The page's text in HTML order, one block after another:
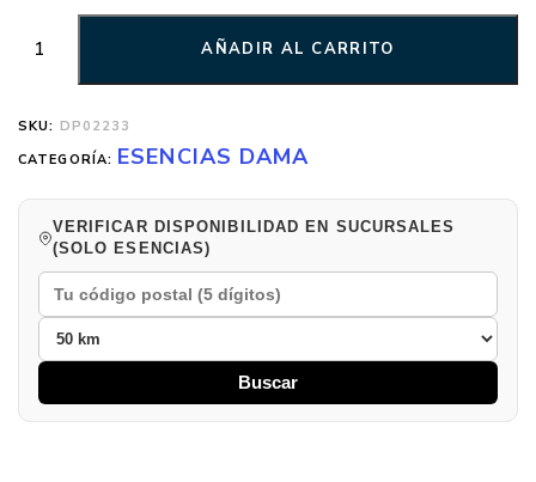
AÑADIR AL CARRITO
SKU: DP02233
CATEGORÍA: ESENCIAS DAMA
VERIFICAR DISPONIBILIDAD EN SUCURSALES
(SOLO ESENCIAS)
Buscar